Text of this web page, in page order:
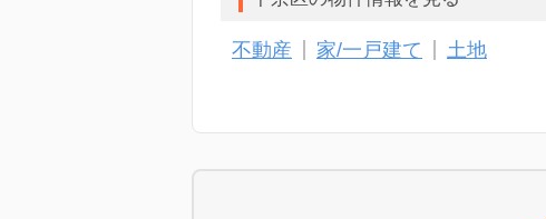
不動産 家/一戸建て 土地